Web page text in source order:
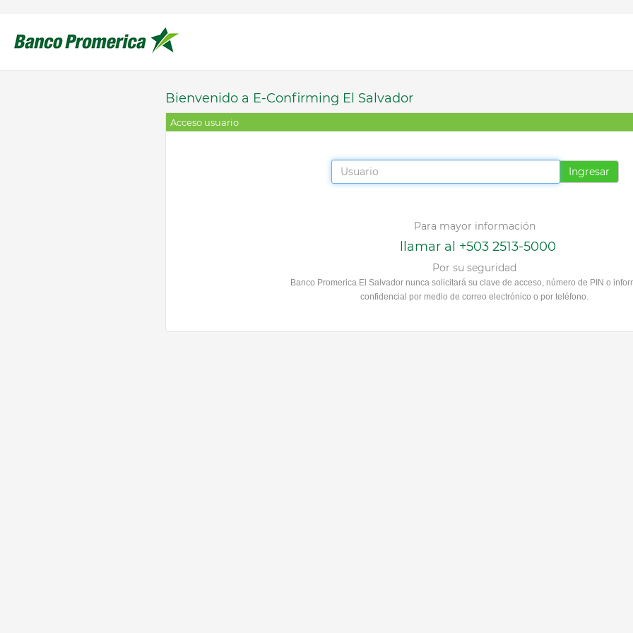
Bienvenido a E-Confirming El Salvador
Acceso usuario
Ingresar
Para mayor información
llamar al +503 2513-5000
Por su seguridad
Banco Promerica El Salvador nunca solicitará su clave de acceso, número de PIN o
confidencial por medio de correo electrónico o por teléfono.